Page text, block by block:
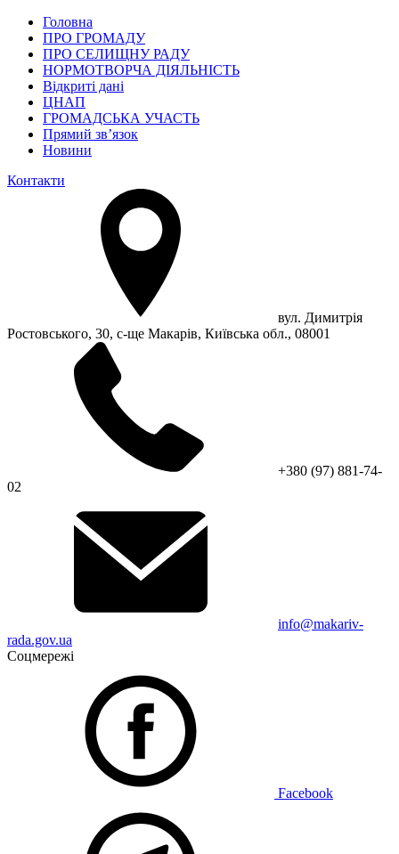
Головна
ПРО ГРОМАДУ
ПРО СЕЛИЩНУ РАДУ
НОРМОТВОРЧА ДІЯЛЬНІСТЬ
Відкриті дані
ЦНАП
ГРОМАДСЬКА УЧАСТЬ
Прямий зв’язок
Новини
Контакти
вул. Димитрія
Ростовського, 30, с-ще Макарів, Київська обл., 08001
+380 (97) 881-74-
02
info@makariv-
rada.gov.ua
Соцмережі
Facebook